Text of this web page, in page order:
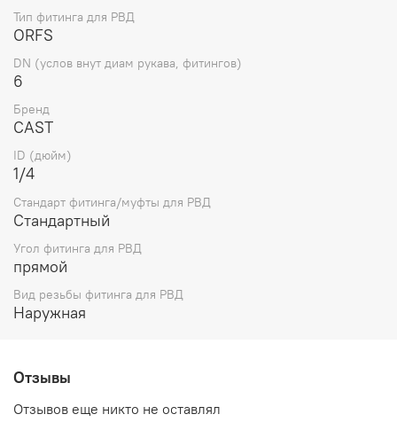
Тип фитинга для РВД
ORFS
DN (услов внут диам рукава, фитингов)
6
Бренд
CAST
ID (дюйм)
1/4
Стандарт фитинга/муфты для РВД
Стандартный
Угол фитинга для РВД
прямой
Вид резьбы фитинга для РВД
Наружная
Отзывы
Отзывов еще никто не оставлял